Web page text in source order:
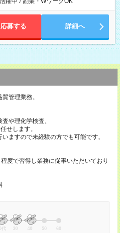
応募する 詳細へ
管理業務。
や理化学検査、
せします。
ますので未経験の方でも可能です。
度で習得し業務に従事いただいており
代 30 40 50 60